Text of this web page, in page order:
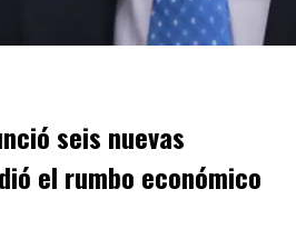
seis nuevas
el rumbo económico